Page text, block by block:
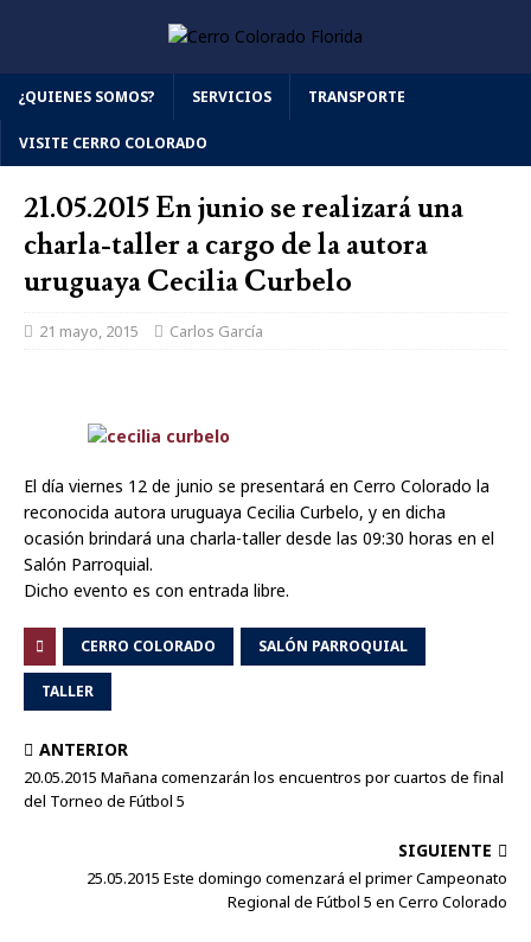
¿QUIENES SOMOS? SERVICIOS TRANSPORTE
VISITE CERRO COLORADO
21.05.2015 En junio se realizará una
charla-taller a cargo de la autora
uruguaya Cecilia Curbelo
21 mayo, 2015 Carlos García
El día viernes 12 de junio se presentará en Cerro Colorado la
reconocida autora uruguaya Cecilia Curbelo, y en dicha
ocasión brindará una charla-taller desde las 09:30 horas en el
Salón Parroquial.
Dicho evento es con entrada libre.
CERRO COLORADO SALÓN PARROQUIAL
TALLER
ANTERIOR
20.05.2015 Mañana comenzarán los encuentros por cuartos de final
del Torneo de Fútbol 5
SIGUIENTE
25.05.2015 Este domingo comenzará el primer Campeonato
Regional de Fútbol 5 en Cerro Colorado